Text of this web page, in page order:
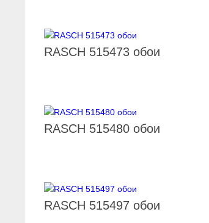
RASCH 515473 обои
RASCH 515480 обои
RASCH 515497 обои